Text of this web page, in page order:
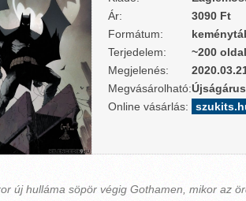
Ár:
3090 Ft
Formátum:
Terjedelem:
~200 oldal
Megjelenés:
Megvásárolható:
Online vásárlás:
új hulláma söpör végig Gothamen, mikor az